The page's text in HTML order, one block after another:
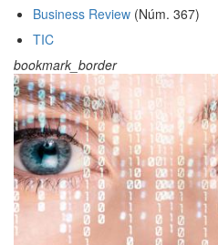
Business Review (Núm. 367)
TIC
bookmark_border